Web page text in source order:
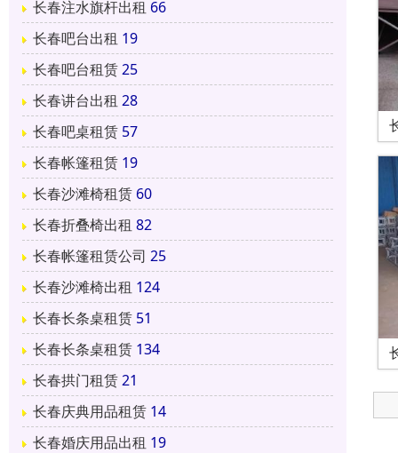
长春注水旗杆出租 66
长春吧台出租 19
长春吧台租赁25
长春讲台出租 28
长春吧桌租赁 57
长春帐篷租赁 19
长春沙滩椅租赁 60
长春折叠椅出租 82
长春帐篷租赁公司 25
长春沙滩椅出租 124
长春长条桌租赁 51
长春长条桌租赁 134
长春拱门租赁21
长春庆典用品租赁 14
长春婚庆用品出租 19